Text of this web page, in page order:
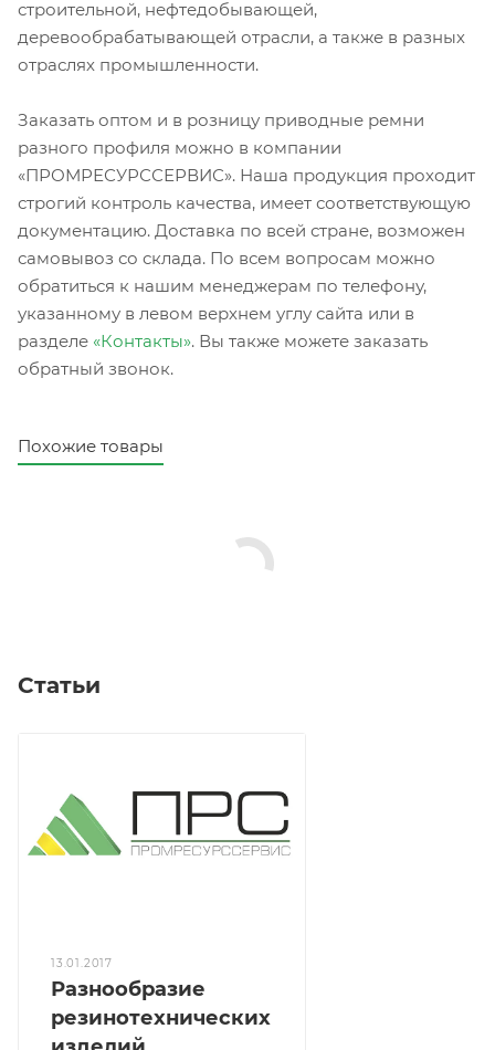
строительной, нефтедобывающей,
деревообрабатывающей отрасли, а также в разных
отраслях промышленности.
Заказать оптом и в розницу приводные ремни
разного профиля можно в компании
«ПРОМРЕСУРССЕРВИС». Наша продукция проходит
строгий контроль качества, имеет соответствующую
документацию. Доставка по всей стране, возможен
самовывоз со склада. По всем вопросам можно
обратиться к нашим менеджерам по телефону,
указанному в левом верхнем углу сайта или в
разделе «Контакты». Вы также можете заказать
обратный звонок.
Похожие товары
Статьи
13.01.2017
Разнообразие
резинотехнических